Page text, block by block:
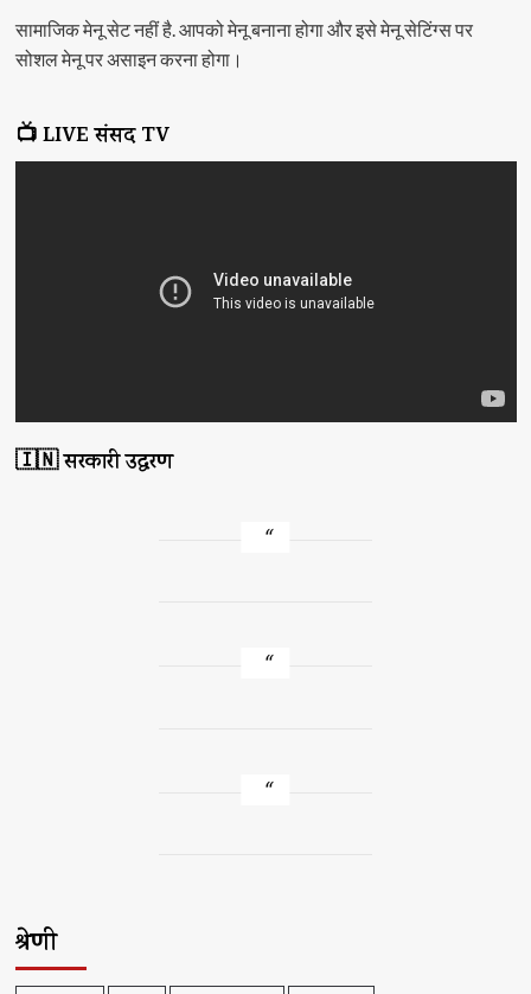
सामाजिक मेनू सेट नहीं है. आपको मेनू बनाना होगा और इसे मेनू सेटिंग्स पर
सोशल मेनू पर असाइन करना होगा।
📺 LIVE संसद TV
🇮🇳 सरकारी उद्धरण
श्रेणी